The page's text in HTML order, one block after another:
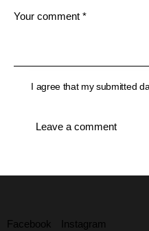
I agree that my submitted
Facebook Instagram